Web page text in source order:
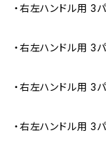
・右左ハンドル用 3
・右左ハンドル用 3
・右左ハンドル用 3
・右左ハンドル用 3